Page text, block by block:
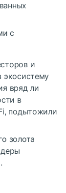
с
и
экосистему
вряд ли
в
подытожили
золота